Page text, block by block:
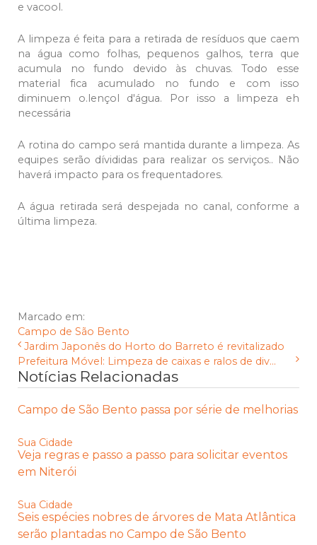
e vacool.
A limpeza é feita para a retirada de resíduos que caem
na água como folhas, pequenos galhos, terra que
acumula no fundo devido às chuvas. Todo esse
material fica acumulado no fundo e com isso
diminuem o.lençol d'água. Por isso a limpeza eh
necessária
A rotina do campo será mantida durante a limpeza. As
equipes serão dívididas para realizar os serviços.. Não
haverá impacto para os frequentadores.
A água retirada será despejada no canal, conforme a
última limpeza.
Marcado em:
Campo de São Bento
Jardim Japonês do Horto do Barreto é revitalizado
Prefeitura Móvel: Limpeza de caixas e ralos de div...
Notícias Relacionadas
Campo de São Bento passa por série de melhorias
Sua Cidade
Veja regras e passo a passo para solicitar eventos
em Niterói
Sua Cidade
Seis espécies nobres de árvores de Mata Atlântica
serão plantadas no Campo de São Bento